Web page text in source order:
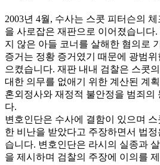
2003년 4월, 수사는 스콧 피터슨의
을 사로잡은 재판으로 이어졌습니다
지 않은 아들 코너를 살해한 혐의로
증거는 정황 증거였기 때문에 광범
으켰습니다. 재판 내내 검찰은 스콧
대한 의무를 없애기 위한 계산된 계
혼외정사와 재정적 불안정을 범죄의
다.
변호인단은 수사에 결함이 있으며
한 비난을 받았다고 주장하면서 법
습니다. 변호인단은 라시의 실종과
을 제시하며 검찰의 주장에 이의를